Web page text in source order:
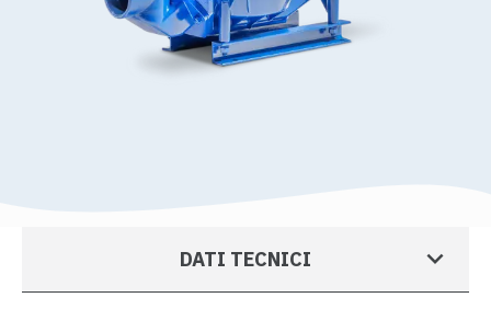
DATI TECNICI